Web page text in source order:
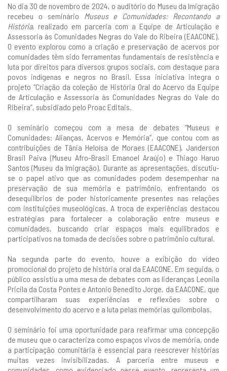
No dia 30 de novembro de 2024, o auditório do Museu da Imigração
recebeu o seminário
Museus e Comunidades: Recontando a
História, realizado em parceria com a Equipe de Articulação e
Assessoria às Comunidades Negras do Vale do Ribeira (EAACONE).
O evento explorou como a criação e preservação de acervos por
comunidades têm sido ferramentas fundamentais de resistência e
luta por direitos para diversos grupos sociais, com destaque para
povos indígenas e negros no Brasil. Essa iniciativa integra o
projeto “Criação da coleção de História Oral do Acervo da Equipe
de Articulação e Assessoria às Comunidades Negras do Vale do
Ribeira”, subsidiado pelo Proac Editais.
O seminário começou com a mesa de debates “Museus e
Comunidades: Alianças, Acervos e Memória”, que contou com as
contribuições de Tânia Heloísa de Moraes (EAACONE), Janderson
Brasil Paiva (Museu Afro-Brasil Emanoel Araújo) e Thiago Haruo
Santos (Museu da Imigração). Durante as apresentações, discutiu-
se o papel ativo que as comunidades podem desempenhar na
preservação de sua memória e patrimônio, enfrentando os
desequilíbrios de poder historicamente presentes nas relações
com instituições museológicas. A troca de experiências destacou
estratégias para fortalecer a colaboração entre museus e
comunidades, buscando criar espaços mais equilibrados e
participativos na tomada de decisões sobre o patrimônio cultural.
Na segunda parte do evento, houve a exibição do vídeo
promocional do projeto de história oral da EAACONE. Em seguida, o
público assistiu a uma mesa de debates com as lideranças Leonila
Pricila da Costa Pontes e Antonio Benedito Jorge, da EAACONE, que
compartilharam suas experiências e reflexões sobre o
desenvolvimento do acervo e a luta pelas memórias quilombolas.
O seminário foi uma oportunidade para reafirmar uma concepção
de museu que o caracteriza como espaços vivos de memória, onde
a participação comunitária é essencial para reescrever histórias
muitas vezes invisibilizadas. A parceria entre museus e